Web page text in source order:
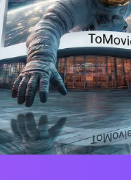
1) Brezza di